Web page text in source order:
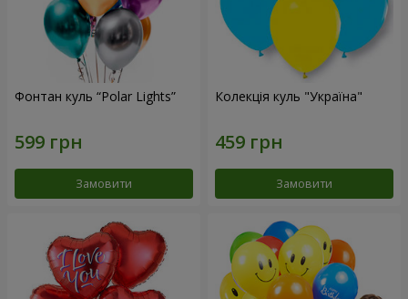
Фонтан куль “Polar Lights”
Замовити
Колекція куль "Україна"
Замовити